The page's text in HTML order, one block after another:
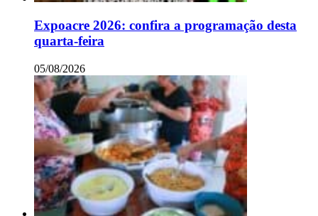
Expoacre 2026: confira a programação desta
quarta-feira
05/08/2026